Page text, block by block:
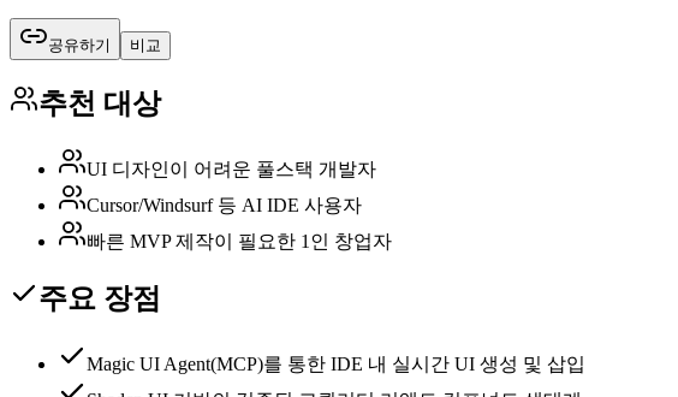
공유하기 비교
추천 대상
UI 디자인이 어려운 풀스택 개발자
Cursor/Windsurf 등 AI IDE 사용자
빠른 MVP 제작이 필요한 1인 창업자
주요 장점
Magic UI Agent(MCP)를 통한 IDE 내 실시간 UI 생성 및 삽입